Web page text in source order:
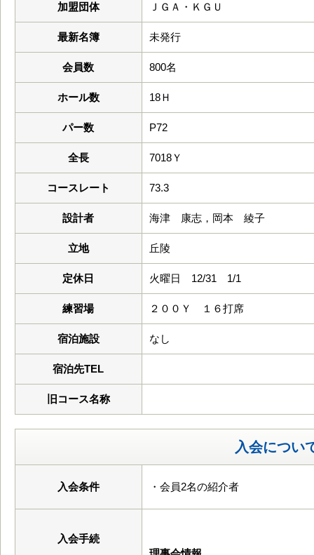
加盟団体 ＪＧＡ・ＫＧＵ
最新名簿 未発行
会員数 800名
ホール数 18Ｈ
パー数 P72
全長 7018Ｙ
コースレート 73.3
設計者 海津 康志，岡本 綾子
立地 丘陵
定休日 火曜日 12/31 1/1
練習場 ２００Ｙ １６打席
宿泊施設 なし
宿泊先TEL
旧コース名称
入会につい
入会条件 ・会員2名の紹介者
入会手続